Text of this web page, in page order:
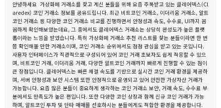
안녕하세요 가상화폐 거래소를 찾고 계신 분들을 위해 요즘 주목받고 있는 클레어덱스(Cl
aredex) 코인 거래소 정보를 공유드립니다. 최근 비트코인 거래소, 이더리움 거래소, 알트
코인 거래소 등 다양한 코인 거래소 비교를 진행하면서 안정성과 속도, 수수료, UI까지 꼼
꼼하게 확인해보았는데요, 그 중에서도 클레어덱스 거래소는 상당히 완성도가 높은 플랫
폼이라는 느낌을 받았습니다. 특히 가상화폐 거래소 추천 리스트를 찾는 분들이라면 한 번
쯤 확인해볼 만한 거래소이며, 코인 거래소 순위에서도 점점 관심을 받고 있는 곳입니다.
사용자 인터페이스가 직관적으로 구성되어 있어 코인 거래 초보자도 쉽게 적응할 수 있으
며, 비트코인 거래, 이더리움 거래, 다양한 알트코인 거래까지 빠르게 진행할 수 있는 점이
큰 장점입니다. 클레어덱스는 빠른 체결 속도를 기반으로 실시간 코인 거래 환경을 제공하
며, 서버 안정성과 보안 시스템 또한 안정적으로 운영되고 있어 안전한 가상자산 거래가
가능합니다. 요즘 많은 분들이 중요하게 생각하는 코인 거래소 보안, 거래 속도, 수수료 부
분에서도 만족도가 높은 편입니다. 또한 다양한 코인 상장과 함께 신규 코인 거래가 가능
하며, 알트코인 투자 및 단타 매매를 선호하시는 분들에게도 적합한 환경을 제공합니다.